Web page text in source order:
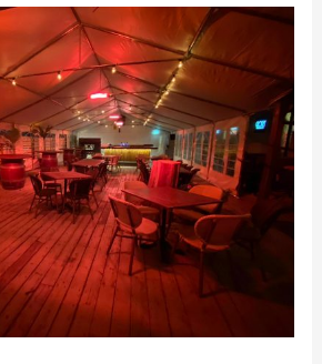
מדריך
אוהל
לאירוע:
הדרך
הנכונה
לבחירת
המתאים